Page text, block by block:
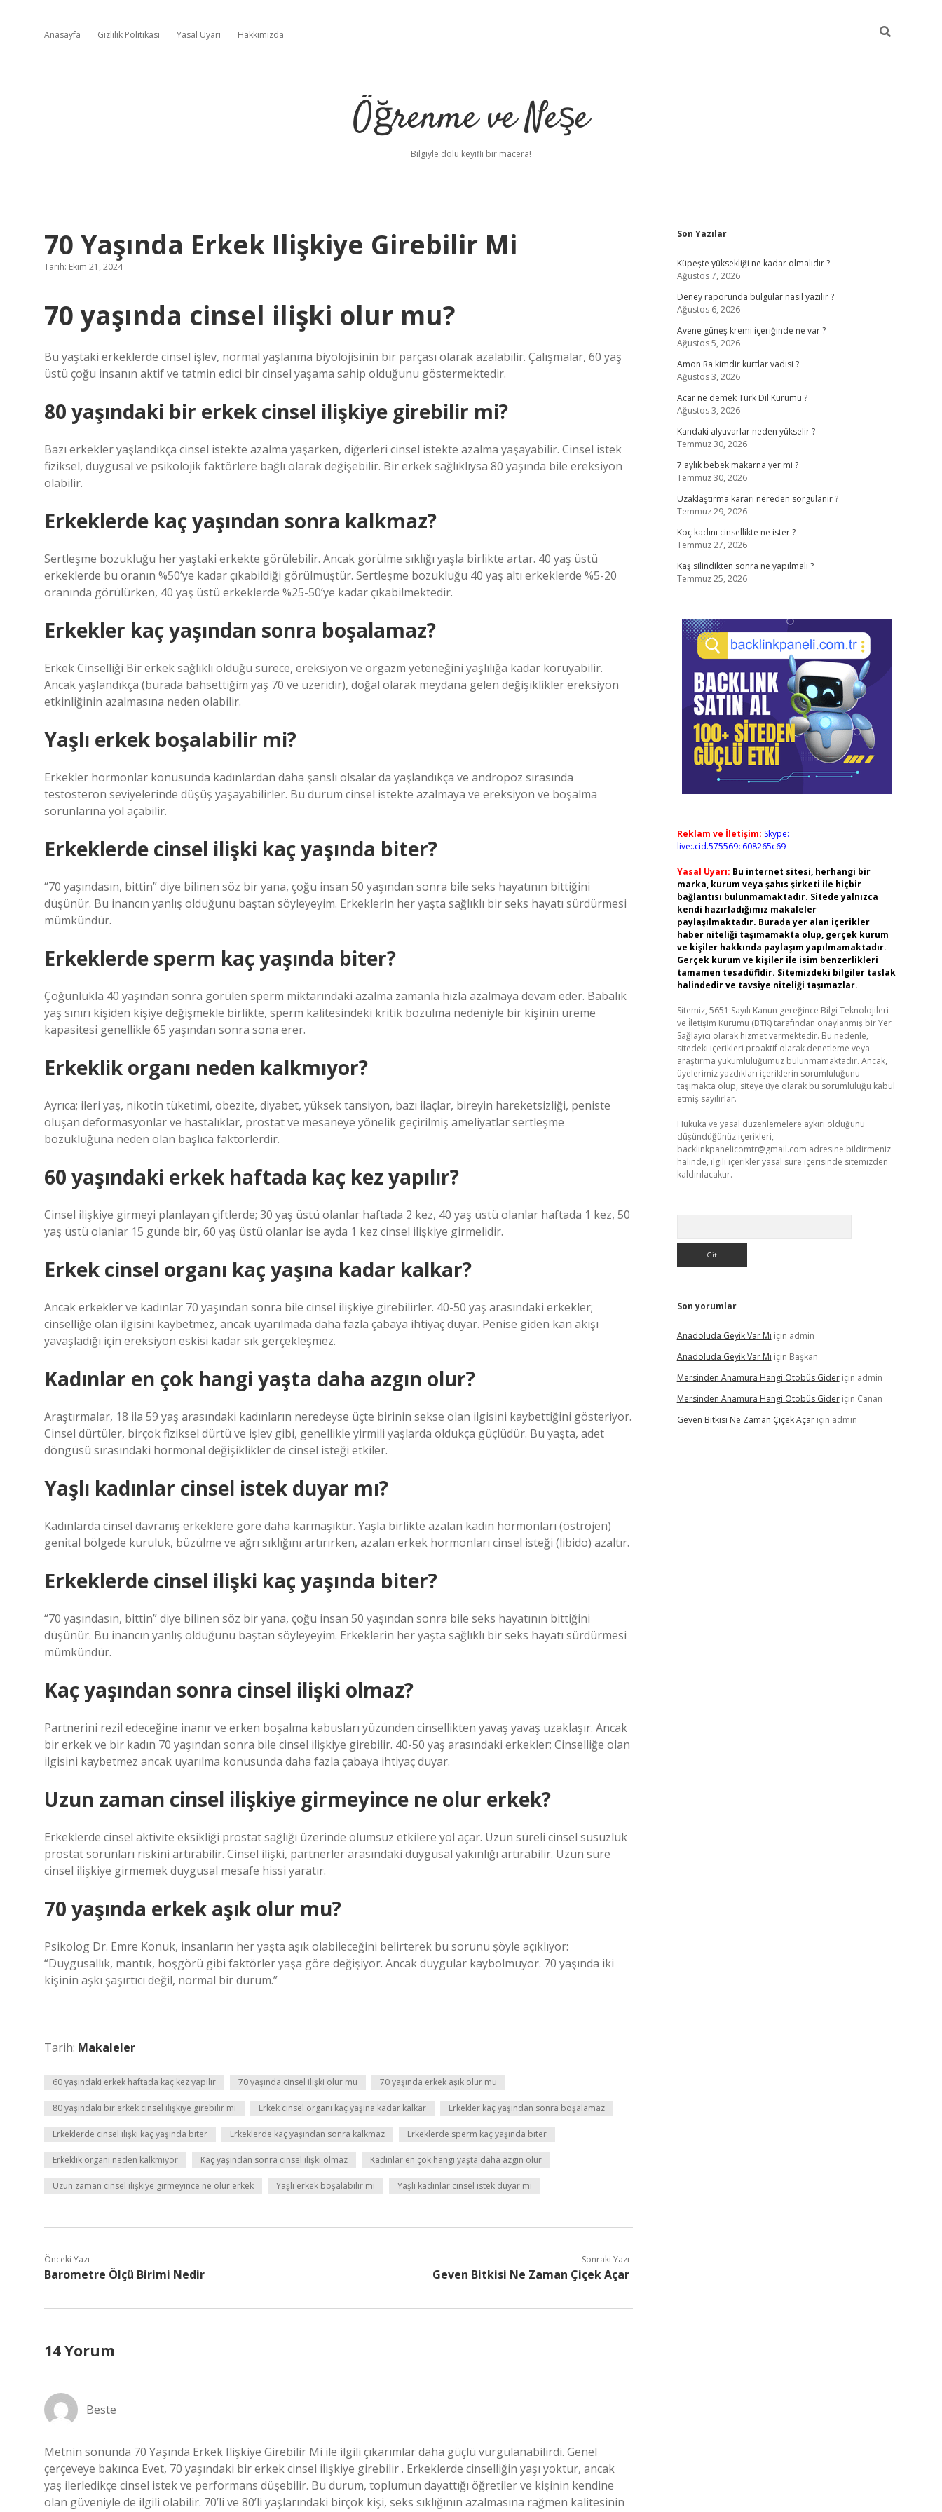
Anasayfa Gizlilik Politikası Yasal Uyarı Hakkımızda
Öğrenme ve Neşe
Bilgiyle dolu keyifli bir macera!
70 Yaşında Erkek Ilişkiye Girebilir Mi
Tarih: Ekim 21, 2024
70 yaşında cinsel ilişki olur mu?
Bu yaştaki erkeklerde cinsel işlev, normal yaşlanma biyolojisinin bir parçası olarak azalabilir. Çalışmalar, 60 yaş
üstü çoğu insanın aktif ve tatmin edici bir cinsel yaşama sahip olduğunu göstermektedir.
80 yaşındaki bir erkek cinsel ilişkiye girebilir mi?
Bazı erkekler yaşlandıkça cinsel istekte azalma yaşarken, diğerleri cinsel istekte azalma yaşayabilir. Cinsel istek
fiziksel, duygusal ve psikolojik faktörlere bağlı olarak değişebilir. Bir erkek sağlıklıysa 80 yaşında bile ereksiyon
olabilir.
Erkeklerde kaç yaşından sonra kalkmaz?
Sertleşme bozukluğu her yaştaki erkekte görülebilir. Ancak görülme sıklığı yaşla birlikte artar. 40 yaş üstü
erkeklerde bu oranın %50’ye kadar çıkabildiği görülmüştür. Sertleşme bozukluğu 40 yaş altı erkeklerde %5-20
oranında görülürken, 40 yaş üstü erkeklerde %25-50’ye kadar çıkabilmektedir.
Erkekler kaç yaşından sonra boşalamaz?
Erkek Cinselliği Bir erkek sağlıklı olduğu sürece, ereksiyon ve orgazm yeteneğini yaşlılığa kadar koruyabilir.
Ancak yaşlandıkça (burada bahsettiğim yaş 70 ve üzeridir), doğal olarak meydana gelen değişiklikler ereksiyon
etkinliğinin azalmasına neden olabilir.
Yaşlı erkek boşalabilir mi?
Erkekler hormonlar konusunda kadınlardan daha şanslı olsalar da yaşlandıkça ve andropoz sırasında
testosteron seviyelerinde düşüş yaşayabilirler. Bu durum cinsel istekte azalmaya ve ereksiyon ve boşalma
sorunlarına yol açabilir.
Erkeklerde cinsel ilişki kaç yaşında biter?
“70 yaşındasın, bittin” diye bilinen söz bir yana, çoğu insan 50 yaşından sonra bile seks hayatının bittiğini
düşünür. Bu inancın yanlış olduğunu baştan söyleyeyim. Erkeklerin her yaşta sağlıklı bir seks hayatı sürdürmesi
mümkündür.
Erkeklerde sperm kaç yaşında biter?
Çoğunlukla 40 yaşından sonra görülen sperm miktarındaki azalma zamanla hızla azalmaya devam eder. Babalık
yaş sınırı kişiden kişiye değişmekle birlikte, sperm kalitesindeki kritik bozulma nedeniyle bir kişinin üreme
kapasitesi genellikle 65 yaşından sonra sona erer.
Erkeklik organı neden kalkmıyor?
Ayrıca; ileri yaş, nikotin tüketimi, obezite, diyabet, yüksek tansiyon, bazı ilaçlar, bireyin hareketsizliği, peniste
oluşan deformasyonlar ve hastalıklar, prostat ve mesaneye yönelik geçirilmiş ameliyatlar sertleşme
bozukluğuna neden olan başlıca faktörlerdir.
60 yaşındaki erkek haftada kaç kez yapılır?
Cinsel ilişkiye girmeyi planlayan çiftlerde; 30 yaş üstü olanlar haftada 2 kez, 40 yaş üstü olanlar haftada 1 kez, 50
yaş üstü olanlar 15 günde bir, 60 yaş üstü olanlar ise ayda 1 kez cinsel ilişkiye girmelidir.
Erkek cinsel organı kaç yaşına kadar kalkar?
Ancak erkekler ve kadınlar 70 yaşından sonra bile cinsel ilişkiye girebilirler. 40-50 yaş arasındaki erkekler;
cinselliğe olan ilgisini kaybetmez, ancak uyarılmada daha fazla çabaya ihtiyaç duyar. Penise giden kan akışı
yavaşladığı için ereksiyon eskisi kadar sık ​​gerçekleşmez.
Kadınlar en çok hangi yaşta daha azgın olur?
Araştırmalar, 18 ila 59 yaş arasındaki kadınların neredeyse üçte birinin sekse olan ilgisini kaybettiğini gösteriyor.
Cinsel dürtüler, birçok fiziksel dürtü ve işlev gibi, genellikle yirmili yaşlarda oldukça güçlüdür. Bu yaşta, adet
döngüsü sırasındaki hormonal değişiklikler de cinsel isteği etkiler.
Yaşlı kadınlar cinsel istek duyar mı?
Kadınlarda cinsel davranış erkeklere göre daha karmaşıktır. Yaşla birlikte azalan kadın hormonları (östrojen)
genital bölgede kuruluk, büzülme ve ağrı sıklığını artırırken, azalan erkek hormonları cinsel isteği (libido) azaltır.
Erkeklerde cinsel ilişki kaç yaşında biter?
“70 yaşındasın, bittin” diye bilinen söz bir yana, çoğu insan 50 yaşından sonra bile seks hayatının bittiğini
düşünür. Bu inancın yanlış olduğunu baştan söyleyeyim. Erkeklerin her yaşta sağlıklı bir seks hayatı sürdürmesi
mümkündür.
Kaç yaşından sonra cinsel ilişki olmaz?
Partnerini rezil edeceğine inanır ve erken boşalma kabusları yüzünden cinsellikten yavaş yavaş uzaklaşır. Ancak
bir erkek ve bir kadın 70 yaşından sonra bile cinsel ilişkiye girebilir. 40-50 yaş arasındaki erkekler; Cinselliğe olan
ilgisini kaybetmez ancak uyarılma konusunda daha fazla çabaya ihtiyaç duyar.
Uzun zaman cinsel ilişkiye girmeyince ne olur erkek?
Erkeklerde cinsel aktivite eksikliği prostat sağlığı üzerinde olumsuz etkilere yol açar. Uzun süreli cinsel susuzluk
prostat sorunları riskini artırabilir. Cinsel ilişki, partnerler arasındaki duygusal yakınlığı artırabilir. Uzun süre
cinsel ilişkiye girmemek duygusal mesafe hissi yaratır.
70 yaşında erkek aşık olur mu?
Psikolog Dr. Emre Konuk, insanların her yaşta aşık olabileceğini belirterek bu sorunu şöyle açıklıyor:
“Duygusallık, mantık, hoşgörü gibi faktörler yaşa göre değişiyor. Ancak duygular kaybolmuyor. 70 yaşında iki
kişinin aşkı şaşırtıcı değil, normal bir durum.”
Tarih: Makaleler
60 yaşındaki erkek haftada kaç kez yapılır 70 yaşında cinsel ilişki olur mu 70 yaşında erkek aşık olur mu
80 yaşındaki bir erkek cinsel ilişkiye girebilir mi Erkek cinsel organı kaç yaşına kadar kalkar Erkekler kaç yaşından sonra boşalamaz
Erkeklerde cinsel ilişki kaç yaşında biter Erkeklerde kaç yaşından sonra kalkmaz Erkeklerde sperm kaç yaşında biter
Erkeklik organı neden kalkmıyor Kaç yaşından sonra cinsel ilişki olmaz Kadınlar en çok hangi yaşta daha azgın olur
Uzun zaman cinsel ilişkiye girmeyince ne olur erkek Yaşlı erkek boşalabilir mi Yaşlı kadınlar cinsel istek duyar mı
Önceki Yazı
Barometre Ölçü Birimi Nedir
Sonraki Yazı
Geven Bitkisi Ne Zaman Çiçek Açar
14 Yorum
Beste
Metnin sonunda 70 Yaşında Erkek Ilişkiye Girebilir Mi ile ilgili çıkarımlar daha güçlü vurgulanabilirdi. Genel
çerçeveye bakınca Evet, 70 yaşındaki bir erkek cinsel ilişkiye girebilir . Erkeklerde cinselliğin yaşı yoktur, ancak
yaş ilerledikçe cinsel istek ve performans düşebilir. Bu durum, toplumun dayattığı öğretiler ve kişinin kendine
olan güveniyle de ilgili olabilir. 70’li ve 80’li yaşlarındaki birçok kişi, seks sıklığının azalmasına rağmen kalitesinin
Sidebar
Son Yazılar
Küpeşte yüksekliği ne kadar olmalıdır ?
Ağustos 7, 2026
Deney raporunda bulgular nasıl yazılır ?
Ağustos 6, 2026
Avene güneş kremi içeriğinde ne var ?
Ağustos 5, 2026
Amon Ra kimdir kurtlar vadisi ?
Ağustos 3, 2026
Acar ne demek Türk Dil Kurumu ?
Ağustos 3, 2026
Kandaki alyuvarlar neden yükselir ?
Temmuz 30, 2026
7 aylık bebek makarna yer mi ?
Temmuz 30, 2026
Uzaklaştırma kararı nereden sorgulanır ?
Temmuz 29, 2026
Koç kadını cinsellikte ne ister ?
Temmuz 27, 2026
Kaş silindikten sonra ne yapılmalı ?
Temmuz 25, 2026
Reklam ve İletişim: Skype:
live:.cid.575569c608265c69
Yasal Uyarı: Bu internet sitesi, herhangi bir
marka, kurum veya şahıs şirketi ile hiçbir
bağlantısı bulunmamaktadır. Sitede yalnızca
kendi hazırladığımız makaleler
paylaşılmaktadır. Burada yer alan içerikler
haber niteliği taşımamakta olup, gerçek kurum
ve kişiler hakkında paylaşım yapılmamaktadır.
Gerçek kurum ve kişiler ile isim benzerlikleri
tamamen tesadüfidir. Sitemizdeki bilgiler taslak
halindedir ve tavsiye niteliği taşımazlar.
Sitemiz, 5651 Sayılı Kanun gereğince Bilgi Teknolojileri
ve İletişim Kurumu (BTK) tarafından onaylanmış bir Yer
Sağlayıcı olarak hizmet vermektedir. Bu nedenle,
sitedeki içerikleri proaktif olarak denetleme veya
araştırma yükümlülüğümüz bulunmamaktadır. Ancak,
üyelerimiz yazdıkları içeriklerin sorumluluğunu
taşımakta olup, siteye üye olarak bu sorumluluğu kabul
etmiş sayılırlar.
Hukuka ve yasal düzenlemelere aykırı olduğunu
düşündüğünüz içerikleri,
backlinkpanelicomtr@gmail.com adresine bildirmeniz
halinde, ilgili içerikler yasal süre içerisinde sitemizden
kaldırılacaktır.
Son yorumlar
Anadoluda Geyik Var Mı için admin
Anadoluda Geyik Var Mı için Başkan
Mersinden Anamura Hangi Otobüs Gideriçin admin
Mersinden Anamura Hangi Otobüs Gideriçin Canan
Geven Bitkisi Ne Zaman Çiçek Açariçin admin